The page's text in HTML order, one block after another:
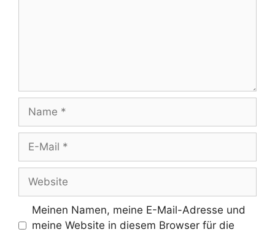
Name
Website
Meinen Namen, meine E-Mail-Adresse und
meine Website in diesem Browser für die